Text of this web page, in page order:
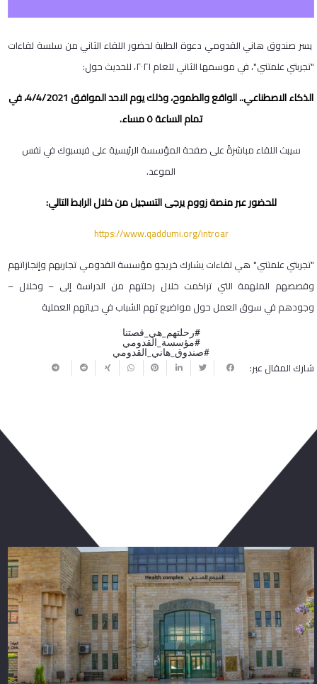
يسر صندوق هاني القدومي دعوة الطلبة لحضور اللقاء الثاني من سلسة لقاءات
"تجربتي علمتني"، في موسمها الثاني للعام ٢٠٢١، للحديث حول:
الذكاء الاصطناعي.. الواقع والطموح، وذلك يوم الاحد الموافق 4/4/2021، في
تمام الساعة ٥ مساء.
سيبث اللقاء مباشرةً على صفحة المؤسسة الرئيسية على فيسبوك في نفس
الموعد.
للحضور عبر منصة زووم يرجى التسجيل من خلال الرابط التالي:
https://www.qaddumi.org/introar
"تجربتي علمتني" هي لقاءات يشارك خريجو مؤسسة القدومي تجاربهم وإنجازاتهم
وقصصهم الملهمة التي تراكمت خلال رحلتهم من الدراسة إلى – وخلال –
وجودهم في سوق العمل حول مواضيع تهم الشباب في حياتهم العملية
#رحلتهم_هي_قصتنا
#مؤسسة_القدومي
#صندوق_هاني_القدومي
شارك المقال عبر: